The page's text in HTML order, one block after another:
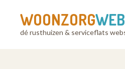
WOONZORGWEB
dé rusthuizen & serviceflats